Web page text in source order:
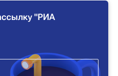
"РИА